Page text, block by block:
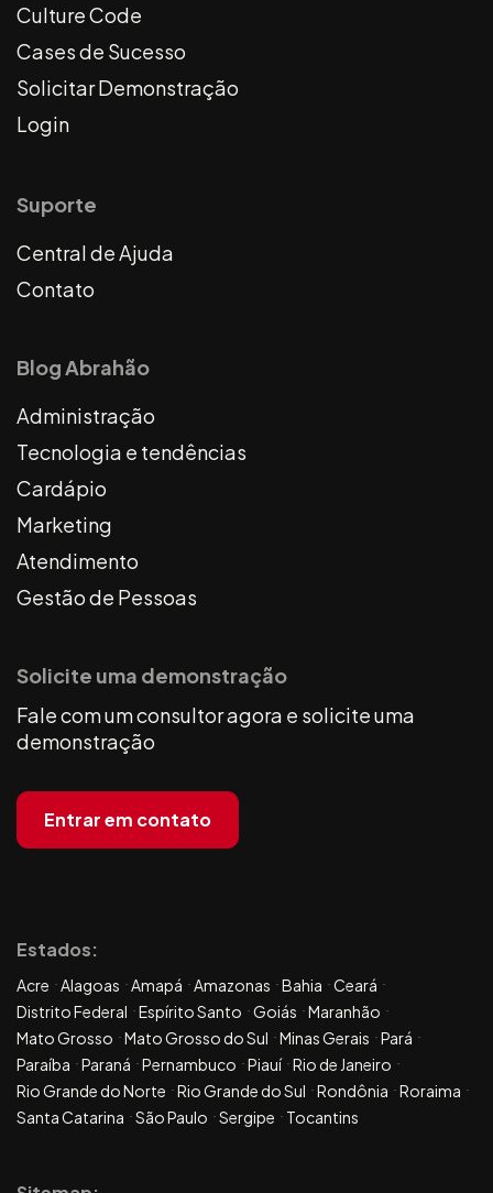
Culture Code
Cases de Sucesso
Solicitar Demonstração
Login
Suporte
Central de Ajuda
Contato
Blog Abrahão
Administração
Tecnologia e tendências
Cardápio
Marketing
Atendimento
Gestão de Pessoas
Solicite uma demonstração
Fale com um consultor agora e solicite uma
demonstração
Entrar em contato
Estados:
Acre Alagoas Amapá Amazonas Bahia
Ceará
Distrito Federal
Espírito Santo Goiás
Maranhão
Mato Grosso
Mato Grosso do Sul Minas Gerais
Pará
Paraíba
Paraná Pernambuco Piauí Rio de Janeiro
Rio Grande do Norte
Rio Grande do Sul Rondônia
Roraima
Santa Catarina
São Paulo Sergipe Tocantins